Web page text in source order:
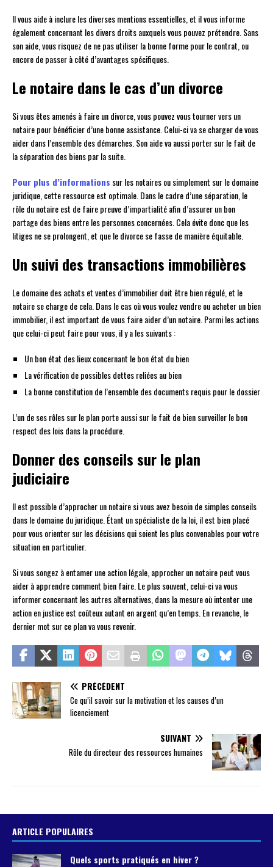
Il vous aide à inclure les diverses mentions essentielles, et il vous informe
également concernant les divers droits auxquels vous pouvez prétendre. Sans
son aide, vous risquez de ne pas utiliser la bonne forme pour le contrat, ou
encore de passer à côté d’avantages spécifiques.
Le notaire dans le cas d’un divorce
Si vous êtes amenés à faire un divorce, vous pouvez vous tourner vers un
notaire pour bénéficier d’une bonne assistance. Celui-ci va se charger de vous
aider dans l’ensemble des démarches. Son aide va aussi porter sur le fait de
la séparation des biens par la suite.
Pour plus d’informations sur les notaires ou simplement sur le domaine
juridique, cette ressource est optimale. Dans le cadre d’une séparation, le
rôle du notaire est de faire preuve d’impartialité afin d’assurer un bon
partage des biens entre les personnes concernées. Cela évite donc que les
litiges ne se prolongent, et que le divorce se fasse de manière équitable.
Un suivi des transactions immobilières
Le domaine des achats et ventes d’immobilier doit être bien régulé, et le
notaire se charge de cela. Dans le cas où vous voulez vendre ou acheter un bien
immobilier, il est important de vous faire aider d’un notaire. Parmi les actions
que celui-ci peut faire pour vous, il y a les suivants :
Un bon état des lieux concernant le bon état du bien
La vérification de possibles dettes reliées au bien
La bonne constitution de l’ensemble des documents requis pour le dossier
L’un de ses rôles sur le plan porte aussi sur le fait de bien surveiller le bon
respect des lois dans la procédure.
Donner des conseils sur le plan
judiciaire
Il est possible d’approcher un notaire si vous avez besoin de simples conseils
dans le domaine du juridique. Étant un spécialiste de la loi, il est bien placé
pour vous orienter sur les décisions qui soient les plus convenables pour votre
situation en particulier.
Si vous songez à entamer une action légale, approcher un notaire peut vous
aider à apprendre comment bien faire. Le plus souvent, celui-ci va vous
informer concernant les autres alternatives, dans la mesure où intenter une
action en justice est coûteux autant en argent qu’en temps. En revanche, le
dernier mot sur ce plan va vous revenir.
PRÉCÉDENT
Ce qu’il savoir sur la motivation et les causes d’un
licenciement
SUIVANT
Rôle du directeur des ressources humaines
ARTICLE POPULAIRES
Quels sports pratiqués en hiver ?